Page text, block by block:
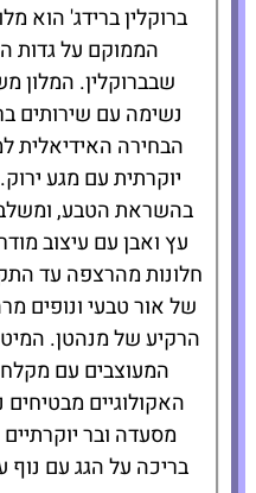
המלון
כאן
ברוקלין ברידג' הוא
שבברוקלין. המלון
נשימה עם שירותים
הבחירה האידיאלית
יוקרתית עם מגע
בהשראת הטבע,
עץ ואבן עם עיצוב
חלונות מהרצפה עד
של אור טבעי ונופים
הרקיע של מנהטן.
המעוצבים עם
האקולוגיים
מסעדה ובר
בריכה על הגג עם נוף